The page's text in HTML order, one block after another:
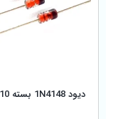
دیود 1N4148 بسته 10 عددی